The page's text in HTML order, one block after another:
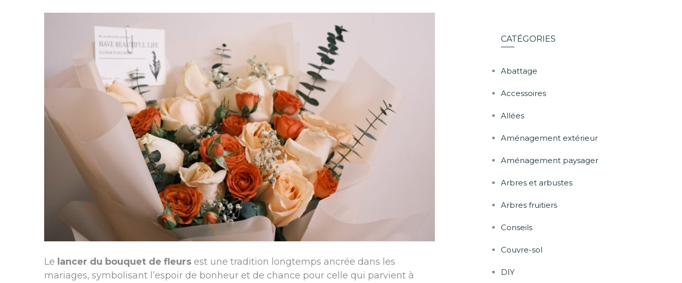
Le lancer du bouquet de fleurs est une tradition longtemps ancrée dans les
mariages, symbolisant l’espoir de bonheur et de chance pour celle qui parvient à
CATÉGORIES
Abattage
Accessoires
Allées
Aménagement extérieur
Aménagement paysager
Arbres et arbustes
Arbres fruitiers
Conseils
Couvre-sol
DIY